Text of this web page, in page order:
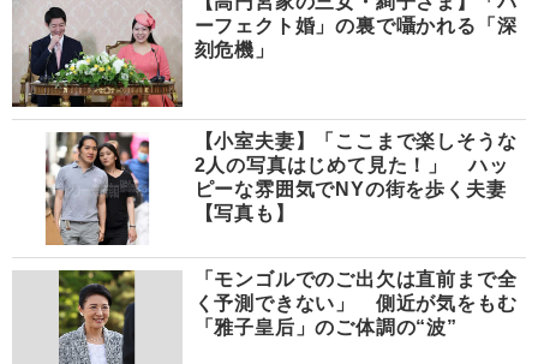
ーフェクト婚」の裏で囁かれる「深
刻危機」
【小室夫妻】「ここまで楽しそうな
2人の写真はじめて見た！」 ハッ
ピーな雰囲気でNYの街を歩く夫妻
【写真も】
「モンゴルでのご出欠は直前まで全
く予測できない」 側近が気をもむ
「雅子皇后」のご体調の“波”